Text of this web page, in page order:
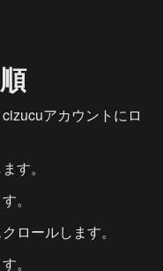
アカウントにロ
す。
。
ロールします。
。